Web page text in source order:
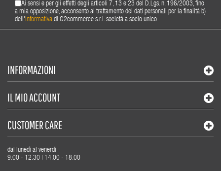
Ai sensi e per gli effetti degli articoli 7, 13 e 23 del D.Lgs. n. 196/2003, fino
a mia opposizione, acconsento al trattamento dei dati personali per la finalità b)
dell'informativa di G2commerce s.r.l. società a socio unico
INFORMAZIONI
IL MIO ACCOUNT
CUSTOMER CARE
dal lunedì al venerdì
9.00 - 12.30 | 14.00 - 18.00